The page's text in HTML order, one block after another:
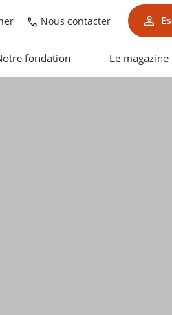
Nous contacter
fondation Le magazine